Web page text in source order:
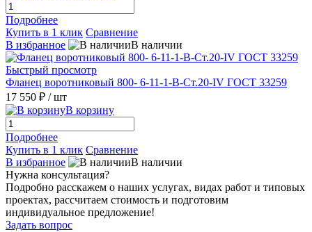
Подробнее
Купить в 1 клик Сравнение
В избранное
В наличии
Быстрый просмотр
Фланец воротниковый 800- 6-11-1-B-Ст.20-IV ГОСТ 33259
17 550 ₽ / шт
В корзину
Подробнее
Купить в 1 клик Сравнение
В избранное
В наличии
Нужна консультация?
Подробно расскажем о наших услугах, видах работ и типовых
проектах, рассчитаем стоимость и подготовим
индивидуальное предложение!
Задать вопрос